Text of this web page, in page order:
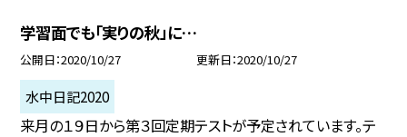
学習面でも「実りの秋」に…
公開日 2020/10/27 更新日 2020/10/27
水中日記2020
来月の１９日から第３回定期テストが予定されています。テ